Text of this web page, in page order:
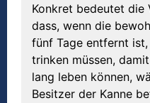
Konkret bedeutet die
dass, wenn die
fünf Tage entfernt
trinken müssen,
lang leben können,
Besitzer der Kanne